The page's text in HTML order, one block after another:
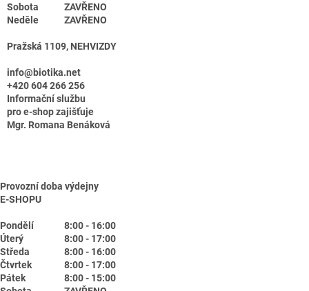
Sobota
ZAVŘENO
Neděle
ZAVŘENO
Pražská 1109, NEHVIZDY
info@biotika.net
+420 604 266 256
Informační službu
pro e-shop zajišťuje
Mgr. Romana Benáková
Provozní doba výdejny
E-SHOPU
Pondělí
8:00 - 16:00
Úterý
8:00 - 17:00
Středa
8:00 - 16:00
Čtvrtek
8:00 - 17:00
Pátek
8:00 - 15:00